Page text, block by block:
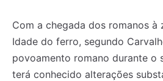
Com a chegada dos romanos à
Idade do ferro, segundo
povoamento romano durante o
terá conhecido alterações